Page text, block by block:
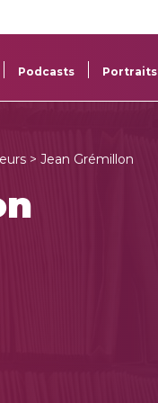
des œuvres
Podcasts Portraits
> Jean Grémillon